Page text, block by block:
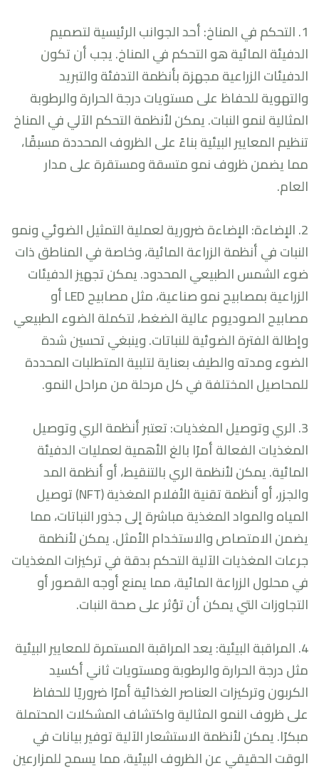
1. التحكم في المناخ: أحد الجوانب الرئيسية لتصميم
الدفيئة المائية هو التحكم في المناخ. يجب أن تكون
الدفيئات الزراعية مجهزة بأنظمة التدفئة والتبريد
والتهوية للحفاظ على مستويات درجة الحرارة والرطوبة
المثالية لنمو النبات. يمكن لأنظمة التحكم الآلي في المناخ
تنظيم المعايير البيئية بناءً على الظروف المحددة مسبقًا،
مما يضمن ظروف نمو متسقة ومستقرة على مدار
العام.
2. الإضاءة: الإضاءة ضرورية لعملية التمثيل الضوئي ونمو
النبات في أنظمة الزراعة المائية، وخاصة في المناطق ذات
ضوء الشمس الطبيعي المحدود. يمكن تجهيز الدفيئات
الزراعية بمصابيح نمو صناعية، مثل مصابيح LED أو
مصابيح الصوديوم عالية الضغط، لتكملة الضوء الطبيعي
وإطالة الفترة الضوئية للنباتات. وينبغي تحسين شدة
الضوء ومدته والطيف بعناية لتلبية المتطلبات المحددة
للمحاصيل المختلفة في كل مرحلة من مراحل النمو.
3. الري وتوصيل المغذيات: تعتبر أنظمة الري وتوصيل
المغذيات الفعالة أمرًا بالغ الأهمية لعمليات الدفيئة
المائية. يمكن لأنظمة الري بالتنقيط، أو أنظمة المد
والجزر، أو أنظمة تقنية الأفلام المغذية (NFT) توصيل
المياه والمواد المغذية مباشرة إلى جذور النباتات، مما
يضمن الامتصاص والاستخدام الأمثل. يمكن لأنظمة
جرعات المغذيات الآلية التحكم بدقة في تركيزات المغذيات
في محلول الزراعة المائية، مما يمنع أوجه القصور أو
التجاوزات التي يمكن أن تؤثر على صحة النبات.
4. المراقبة البيئية: يعد المراقبة المستمرة للمعايير البيئية
مثل درجة الحرارة والرطوبة ومستويات ثاني أكسيد
الكربون وتركيزات العناصر الغذائية أمرًا ضروريًا للحفاظ
على ظروف النمو المثالية واكتشاف المشكلات المحتملة
مبكرًا. يمكن لأنظمة الاستشعار الآلية توفير بيانات في
الوقت الحقيقي عن الظروف البيئية، مما يسمح للمزارعين